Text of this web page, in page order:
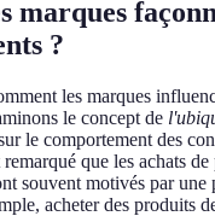
marques
?
les marques
le concept de
le comportement des
que les achats
souvent motivés par
acheter des produits